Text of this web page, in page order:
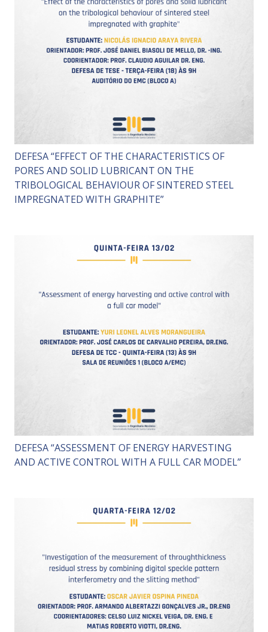
DEFESA “EFFECT OF THE CHARACTERISTICS OF
PORES AND SOLID LUBRICANT ON THE
TRIBOLOGICAL BEHAVIOUR OF SINTERED STEEL
IMPREGNATED WITH GRAPHITE”
DEFESA “ASSESSMENT OF ENERGY HARVESTING
AND ACTIVE CONTROL WITH A FULL CAR MODEL”